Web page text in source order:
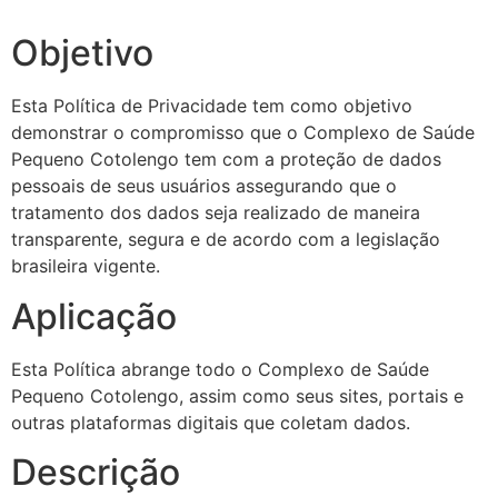
Objetivo
Esta Política de Privacidade tem como objetivo
demonstrar o compromisso que o Complexo de Saúde
Pequeno Cotolengo tem com a proteção de dados
pessoais de seus usuários assegurando que o
tratamento dos dados seja realizado de maneira
transparente, segura e de acordo com a legislação
brasileira vigente.
Aplicação
Esta Política abrange todo o Complexo de Saúde
Pequeno Cotolengo, assim como seus sites, portais e
outras plataformas digitais que coletam dados.
Descrição